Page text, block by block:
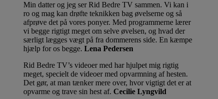
Min datter og jeg ser Rid Bedre TV sammen. Vi kan i
ro og mag kan drøfte teknikken bag øvelserne og så
afprøve det på vores ponyer. Med programmerne lærer
vi begge rigtigt meget om selve øvelsen, og hvad der
særligt lægges vægt på fra dommerens side. En kæmpe
hjælp for os begge. Lena Pedersen
Rid Bedre TV’s videoer med har hjulpet mig rigtig
meget, specielt de videoer med opvarmning af hesten.
Det gør, at man tænker mere over, hvor vigtigt det er at
opvarme og trave sin hest af. Cecilie Lyngvild